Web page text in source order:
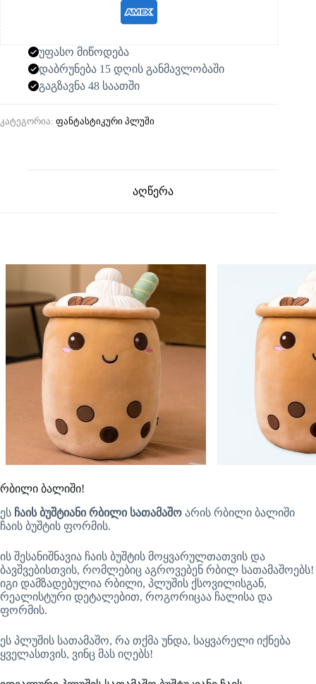
უფასო მიწოდება
დაბრუნება 15 დღის განმავლობაში
გაგზავნა 48 საათში
კატეგორია: ფანტასტიკური პლუში
აღწერა
რბილი ბალიში!
ეს ჩაის ბუშტიანი რბილი სათამაშო არის რბილი ბალიში
ჩაის ბუშტის ფორმის.
ის შესანიშნავია ჩაის ბუშტის მოყვარულთათვის და
ბავშვებისთვის, რომლებიც აგროვებენ რბილ სათამაშოებს!
იგი დამზადებულია რბილი, პლუშის ქსოვილისგან,
რეალისტური დეტალებით, როგორიცაა ჩალისა და
ფორმის.
ეს პლუშის სათამაშო, რა თქმა უნდა, საყვარელი იქნება
ყველასთვის, ვინც მას იღებს!